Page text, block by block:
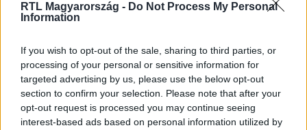
RTL Magyarország - Do Not Process My Personal
Information
If you wish to opt-out of the sale, sharing to third parties, or
processing of your personal or sensitive information for
targeted advertising by us, please use the below opt-out
section to confirm your selection. Please note that after your
opt-out request is processed you may continue seeing
interest-based ads based on personal information utilized by
Követem